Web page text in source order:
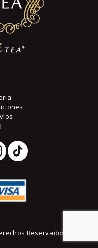
Reservados